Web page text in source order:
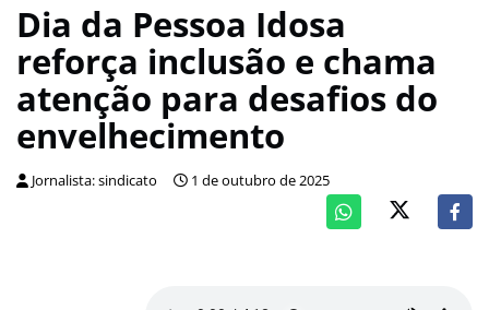
Dia da Pessoa Idosa
reforça inclusão e chama
atenção para desafios do
envelhecimento
Jornalista: sindicato 1 de outubro de 2025